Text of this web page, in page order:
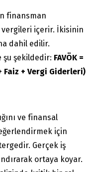
finansman
içerir. İkisinin
dahil edilir.
şu şekildedir: FAVÖK =
+ Vergi Giderleri)
ve finansal
için
Gerçek iş
ortaya koyar.